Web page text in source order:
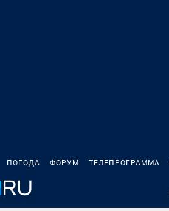
ПОГОДА ФОРУМ ТЕЛЕПРОГРАММА